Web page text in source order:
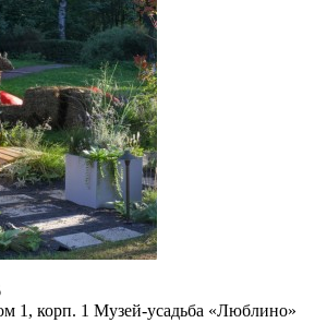
1, корп. 1 Музей-усадьба «Люблино»